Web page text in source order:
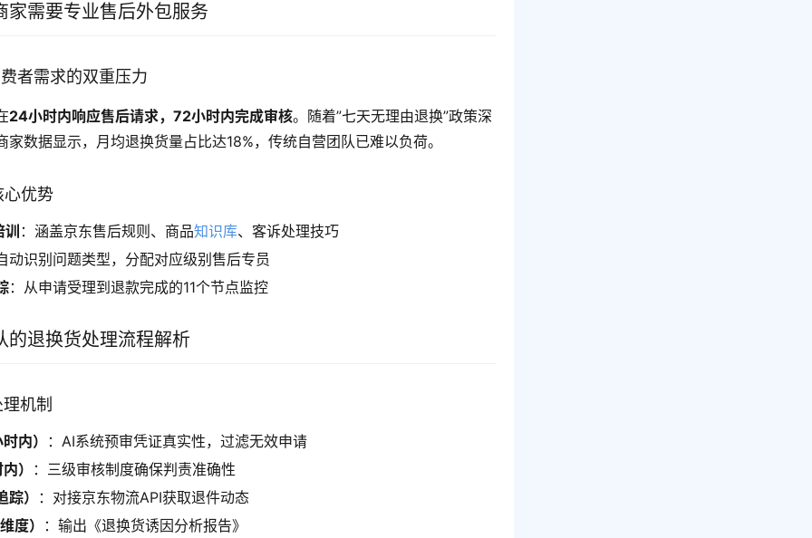
家需要专业售后外包服务
者需求的双重压力
24小时内响应售后请求，72小时内完成审核。随着”七天无理由退换”政策深
家数据显示，月均退换货量占比达18%，传统自营团队已难以负荷。
心优势
：涵盖京东售后规则、商品知识库、客诉处理技巧
动识别问题类型，分配对应级别售后专员
：从申请受理到退款完成的11个节点监控
的退换货处理流程解析
机制
内）
：AI系统预审凭证真实性，过滤无效申请
）
：三级审核制度确保判责准确性
）
：对接京东物流API获取退件动态
度）
：输出《退换货诱因分析报告》